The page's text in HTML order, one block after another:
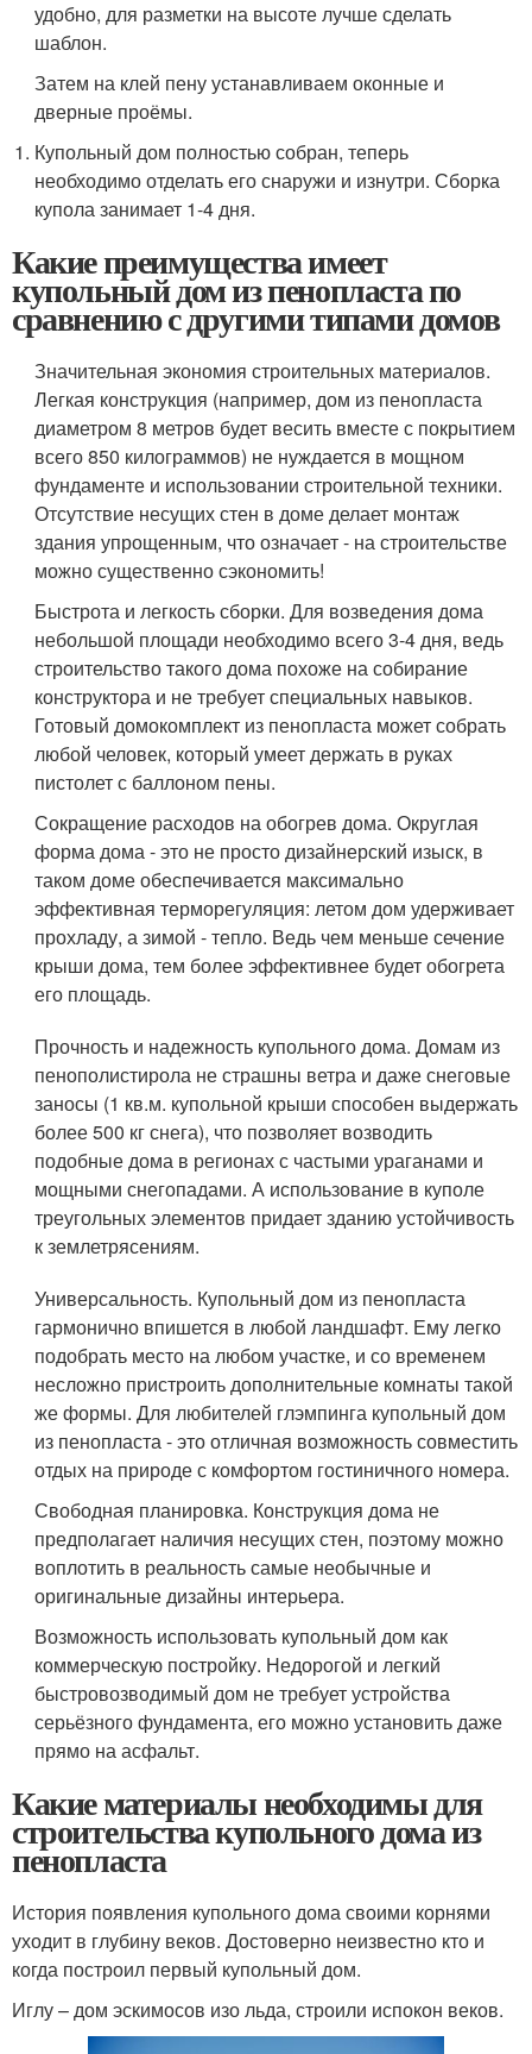
удобно, для разметки на высоте лучше сделать
шаблон.
Затем на клей пену устанавливаем оконные и
дверные проёмы.
Купольный дом полностью собран, теперь
необходимо отделать его снаружи и изнутри. Сборка
купола занимает 1-4 дня.
Какие преимущества имеет
купольный дом из пенопласта по
сравнению с другими типами домов
Значительная экономия строительных материалов.
Легкая конструкция (например, дом из пенопласта
диаметром 8 метров будет весить вместе с покрытием
всего 850 килограммов) не нуждается в мощном
фундаменте и использовании строительной техники.
Отсутствие несущих стен в доме делает монтаж
здания упрощенным, что означает - на строительстве
можно существенно сэкономить!
Быстрота и легкость сборки. Для возведения дома
небольшой площади необходимо всего 3-4 дня, ведь
строительство такого дома похоже на собирание
конструктора и не требует специальных навыков.
Готовый домокомплект из пенопласта может собрать
любой человек, который умеет держать в руках
пистолет с баллоном пены.
Сокращение расходов на обогрев дома. Округлая
форма дома - это не просто дизайнерский изыск, в
таком доме обеспечивается максимально
эффективная терморегуляция: летом дом удерживает
прохладу, а зимой - тепло. Ведь чем меньше сечение
крыши дома, тем более эффективнее будет обогрета
его площадь.
Прочность и надежность купольного дома. Домам из
пенополистирола не страшны ветра и даже снеговые
заносы (1 кв.м. купольной крыши способен выдержать
более 500 кг снега), что позволяет возводить
подобные дома в регионах с частыми ураганами и
мощными снегопадами. А использование в куполе
треугольных элементов придает зданию устойчивость
к землетрясениям.
Универсальность. Купольный дом из пенопласта
гармонично впишется в любой ландшафт. Ему легко
подобрать место на любом участке, и со временем
несложно пристроить дополнительные комнаты такой
же формы. Для любителей глэмпинга купольный дом
из пенопласта - это отличная возможность совместить
отдых на природе с комфортом гостиничного номера.
Свободная планировка. Конструкция дома не
предполагает наличия несущих стен, поэтому можно
воплотить в реальность самые необычные и
оригинальные дизайны интерьера.
Возможность использовать купольный дом как
коммерческую постройку. Недорогой и легкий
быстровозводимый дом не требует устройства
серьёзного фундамента, его можно установить даже
прямо на асфальт.
Какие материалы необходимы для
строительства купольного дома из
пенопласта
История появления купольного дома своими корнями
уходит в глубину веков. Достоверно неизвестно кто и
когда построил первый купольный дом.
Иглу – дом эскимосов изо льда, строили испокон веков.